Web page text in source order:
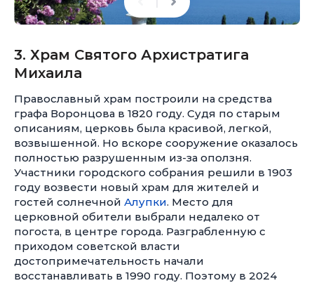
3. Храм Святого Архистратига
Михаила
Православный храм построили на средства
графа Воронцова в 1820 году. Судя по старым
описаниям, церковь была красивой, легкой,
возвышенной. Но вскоре сооружение оказалось
полностью разрушенным из-за оползня.
Участники городского собрания решили в 1903
году возвести новый храм для жителей и
гостей солнечной Алупки. Место для
церковной обители выбрали недалеко от
погоста, в центре города. Разграбленную с
приходом советской власти
достопримечательность начали
восстанавливать в 1990 году. Поэтому в 2024